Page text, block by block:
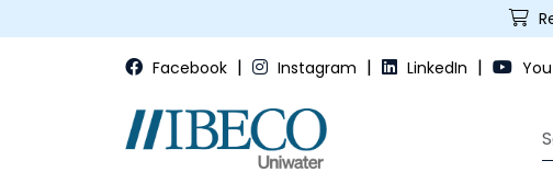
Facebook | Instagram | LinkedIn |